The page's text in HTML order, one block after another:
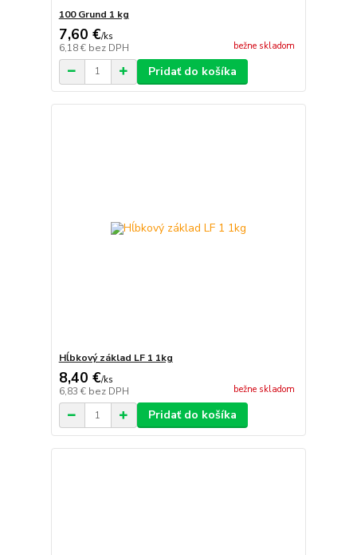
100 Grund 1 kg
7,60 €/ks
6,18 € bez DPH bežne skladom
Pridať do košíka
Hĺbkový základ LF 1 1kg
8,40 €/ks
6,83 € bez DPH bežne skladom
Pridať do košíka